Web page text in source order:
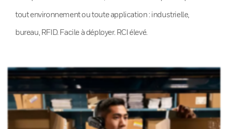
tout environnement ou toute application : industrielle,
bureau, RFID. Facile à déployer. RCI élevé.